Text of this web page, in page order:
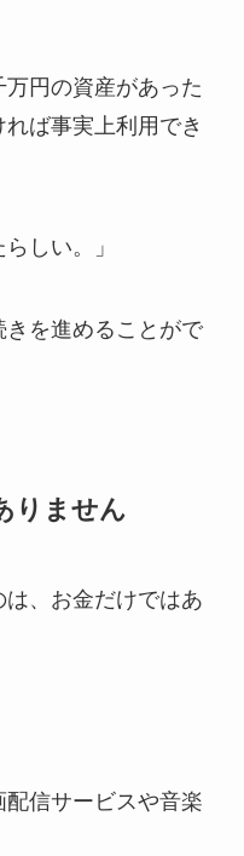
円の資産があった
ば事実上利用でき
しい。」
を進めることがで
りません
、お金だけではあ
信サービスや音楽